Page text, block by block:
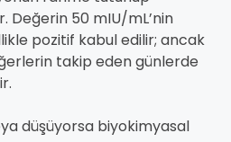
Değerin 50 mIU/mL’nin
pozitif kabul edilir; ancak
takip eden günlerde
düşüyorsa biyokimyasal